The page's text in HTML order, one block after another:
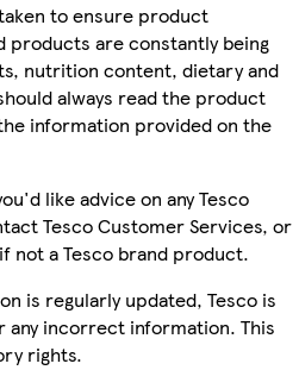
to ensure product
are constantly being
nutrition content, dietary and
always read the product
information provided on the
like advice on any Tesco
Tesco Customer Services, or
a Tesco brand product.
is regularly updated, Tesco is
incorrect information. This
rights.